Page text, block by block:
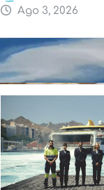
Ago 3, 2026